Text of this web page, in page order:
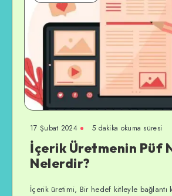
17 Şubat 2024 5 dakika okuma süresi
İçerik Üretmenin Püf
Nelerdir?
İçerik üretimi, Bir hedef kitleyle bağlantı